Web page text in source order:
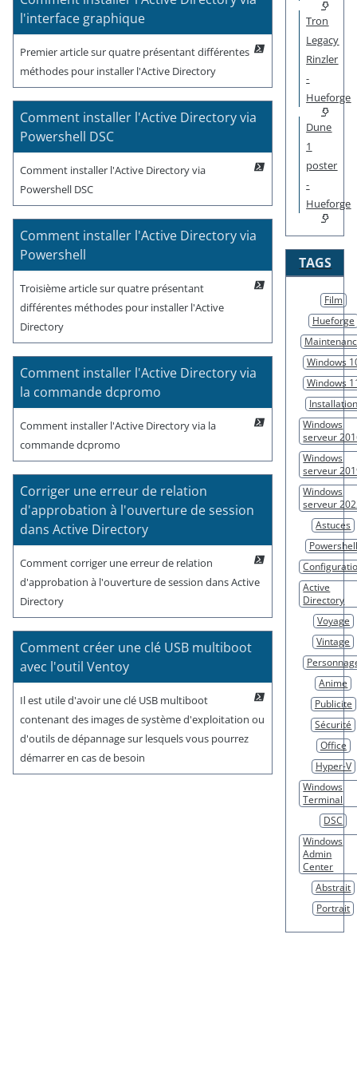
l'interface graphique
Premier article sur quatre présentant différentes
méthodes pour installer l'Active Directory
Comment installer l'Active Directory via
Powershell DSC
Comment installer l'Active Directory via
Powershell DSC
Comment installer l'Active Directory via
Powershell
Troisième article sur quatre présentant
différentes méthodes pour installer l'Active
Directory
Comment installer l'Active Directory via
la commande dcpromo
Comment installer l'Active Directory via la
commande dcpromo
Corriger une erreur de relation
d'approbation à l'ouverture de session
dans Active Directory
Comment corriger une erreur de relation
d'approbation à l'ouverture de session dans Active
Directory
Comment créer une clé USB multiboot
avec l'outil Ventoy
Il est utile d'avoir une clé USB multiboot
contenant des images de système d'exploitation ou
d'outils de dépannage sur lesquels vous pourrez
démarrer en cas de besoin
Tron
Legacy
Rinzler
-
Hueforge
Dune
1
poster
-
Hueforge
TAGS
Film
Hueforge
Windows
Windows
Installation
Windows
serveur
Windows
serveur
Windows
serveur
Astuces
Powershell
Active
Directory
Voyage
Vintage
Anime
Publicite
Sécurité
Office
Hyper-V
Windows
Terminal
DSC
Windows
Admin
Center
Abstrait
Portrait